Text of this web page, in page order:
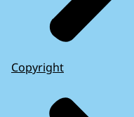
Copyright